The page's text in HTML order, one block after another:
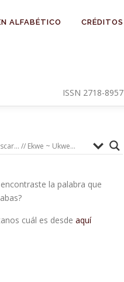
ALFABÉTICO CRÉDITOS
ISSN 2718-8957
la palabra que
cuál es desde aquí